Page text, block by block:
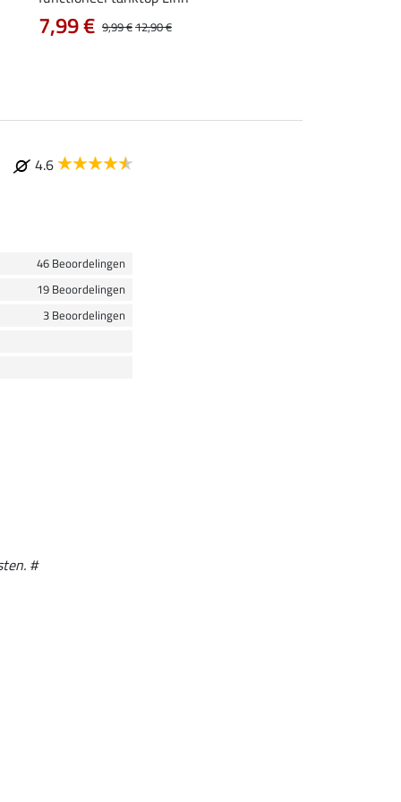
9,99 €12,90 €
7,99 €
4.6
46 Beoordelingen
19 Beoordelingen
3 Beoordelingen
#